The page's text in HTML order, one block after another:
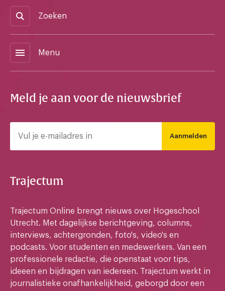
Zoeken
menu Menu
Meld je aan voor de nieuwsbrief
Aanmelden
Trajectum
Trajectum Online brengt nieuws over Hogeschool
Utrecht. Met dagelijkse berichtgeving, columns,
interviews, achtergronden, foto's, video's en
podcasts. Voor studenten en medewerkers. Van een
professionele redactie, die openstaat voor tips,
ideeen en bijdragen van iedereen. Trajectum werkt in
journalistieke onafhankelijkheid, geborgd door een